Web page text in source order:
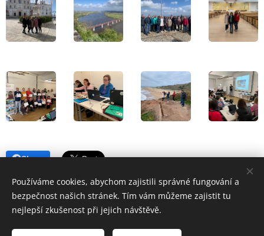
Share
© 2026 EDUTIME
Používáme cookies, abychom zajistili správné fungování a
bezpečnost našich stránek. Tím vám můžeme zajistit tu
nejlepší zkušenost při jejich návštěvě.